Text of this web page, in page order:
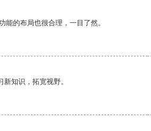
的布局也很合理，一目了然。
知识，拓宽视野。